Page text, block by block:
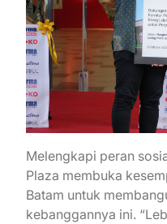
Melengkapi peran
Plaza membuka
Batam untuk
kebanggannya ini.